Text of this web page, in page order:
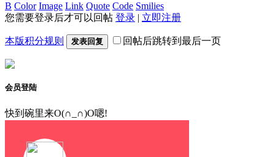
B Color Image Link Quote Code Smilies
您需要登录后才可以回帖 登录 | 立即注册
本版积分规则 发表回复 回帖后跳转到最后一页
会员登陆
快到碗里来O(∩_∩)O嗯!